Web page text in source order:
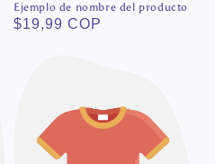
Ejemplo de nombre del producto
Precio
$19,99 COP